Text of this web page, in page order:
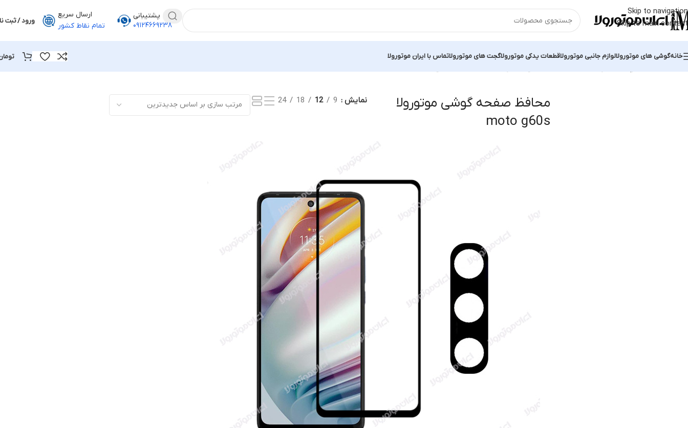
Skip to navigation
Skip to main content
پشتیبانی
۰۹۱۲۴۶۶۹۲۳۸
ارسال سریع
تمام نقاط کشور
ورود / ثبت
خانهگوشی های موتورولالوازم جانبی موتورولاقطعات یدکی موتورولاگجت های موتورولاتماس با ایران موتورولا
محافظ صفحه گوشی موتورولا
moto g60s
نمایش 9
12
18
24